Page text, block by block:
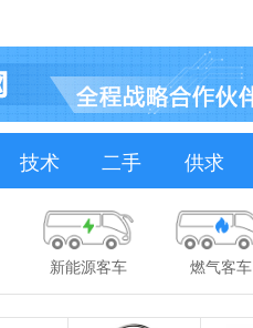
技术 二手 供求
新能源客车 燃气客车